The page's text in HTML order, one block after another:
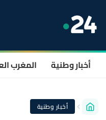
أخبار وطنية المغرب
أخبار وطنية